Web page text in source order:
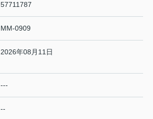
57711787
MM-0909
2026年08月11日
---
--